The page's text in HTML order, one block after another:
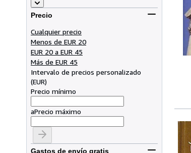
Precio
Cualquier precio
Menos de EUR 20
EUR 20 a EUR 45
Más de EUR 45
Intervalo de precios personalizado
(EUR)
Precio mínimo
aPrecio máximo
Gastos de envío gratis